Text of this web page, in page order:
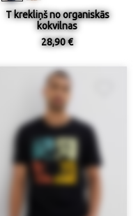
T krekliņš no organiskās
kokvilnas
28,90 €